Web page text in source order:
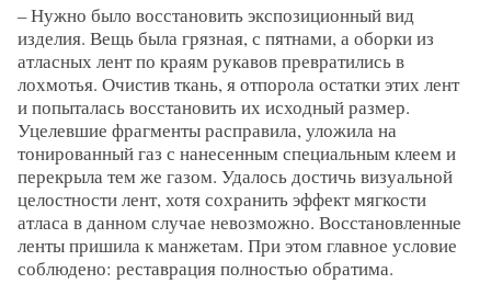
– Нужно было восстановить экспозиционный вид
изделия. Вещь была грязная, с пятнами, а оборки из
атласных лент по краям рукавов превратились в
лохмотья. Очистив ткань, я отпорола остатки этих лент
и попыталась восстановить их исходный размер.
Уцелевшие фрагменты расправила, уложила на
тонированный газ с нанесенным специальным клеем и
перекрыла тем же газом. Удалось достичь визуальной
целостности лент, хотя сохранить эффект мягкости
атласа в данном случае невозможно. Восстановленные
ленты пришила к манжетам. При этом главное условие
соблюдено: реставрация полностью обратима.